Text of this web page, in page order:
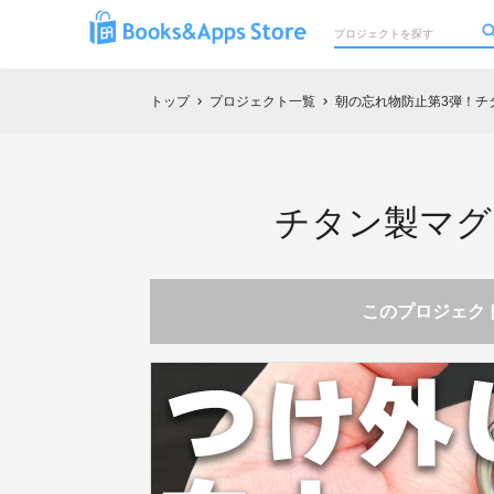
トップ chevron_right プロジェクト一覧 chevron_right 朝の忘れ物防止第3弾！
チタン製マ
このプロジェク